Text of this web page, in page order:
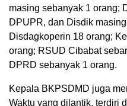
masing sebanyak 1 orang;
DPUPR, dan Disdik
Disdagkoperin 18 orang;
orang; RSUD Cibabat
DPRD sebanyak 1 orang.
Kepala BKPSDMD juga
Waktu yang dilantik, terdiri